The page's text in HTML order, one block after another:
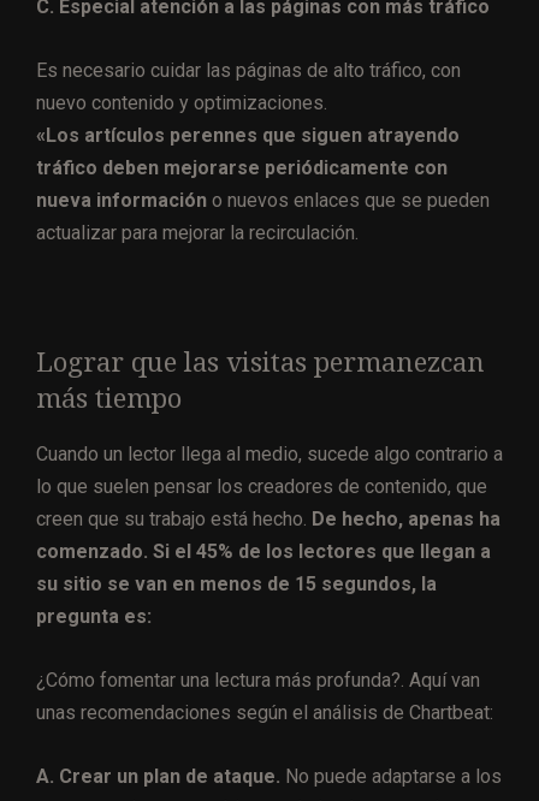
C. Especial atención a las páginas con más tráfico
Es necesario cuidar las páginas de alto tráfico, con
nuevo contenido y optimizaciones.
«Los artículos perennes que siguen atrayendo
tráfico deben mejorarse periódicamente con
nueva información o nuevos enlaces que se pueden
actualizar para mejorar la recirculación.
Lograr que las visitas permanezcan
más tiempo
Cuando un lector llega al medio, sucede algo contrario a
lo que suelen pensar los creadores de contenido, que
creen que su trabajo está hecho. De hecho, apenas ha
comenzado. Si el 45% de los lectores que llegan a
su sitio se van en menos de 15 segundos, la
pregunta es:
¿Cómo fomentar una lectura más profunda?. Aquí van
unas recomendaciones según el análisis de Chartbeat:
A. Crear un plan de ataque. No puede adaptarse a los